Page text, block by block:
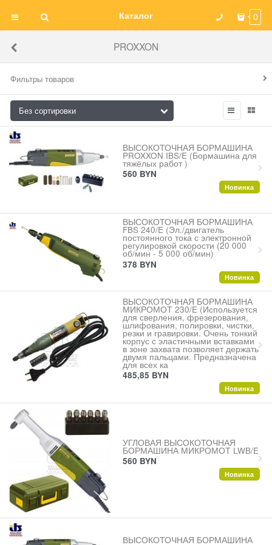
Каталог 0
PROXXON
Фильтры товаров
ВЫСОКОТОЧНАЯ БОРМАШИНА
PROXXON IBS/E (Бормашина для
тяжёлых работ )
560 BYN
Новинка
ВЫСОКОТОЧНАЯ БОРМАШИНА
FBS 240/E (Эл./двигатель
постоянного тока с электронной
регулировкой скорости (20 000
об/мин - 5 000 об/мин)
378 BYN
Новинка
ВЫСОКОТОЧНАЯ БОРМАШИНА
МИКРОМОТ 230/E (Используется
для сверления, фрезерования,
шлифования, полировки, чистки,
резки и гравировки. Очень тонкий
корпус с эластичными вставками
в зоне захвата позволяет держать
двумя пальцами. Предназначена
для всех ка
485,85 BYN
Новинка
УГЛОВАЯ ВЫСОКОТОЧНАЯ
БОРМАШИНА МИКРОМОТ LWB/E
560 BYN
Новинка
ВЫСОКОТОЧНАЯ БОРМАШИНА